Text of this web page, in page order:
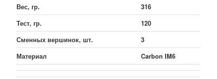
Вес, гр.
316
Тест, гр.
120
Сменных вершинок, шт.
3
Материал
Carbon IM6